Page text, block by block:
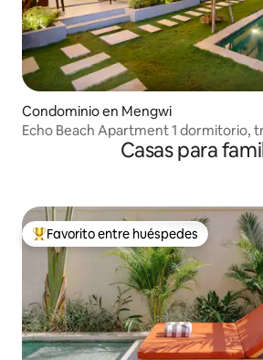
Condominio en Mengwi
Echo Beach Apartment 1 dormitorio,
100 metros de la playaCasas para
De los mejores en Favorito entre
Favorito entre huéspedes